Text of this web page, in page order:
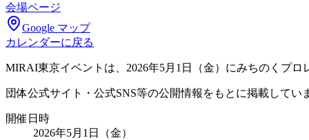
会場ページ
Google マップ
カレンダーに戻る
MIRAI東京イベントは、2026年5月1日（金）にみちのくプ
団体公式サイト・公式SNS等の公開情報をもとに掲載してい
開催日時
2026年5月1日（金）